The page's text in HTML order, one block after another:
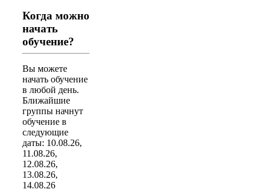
Когда можно
начать
обучение?
Вы можете
начать обучение
в любой день.
Ближайшие
группы начнут
обучение в
следующие
даты: 10.08.26,
11.08.26,
12.08.26,
13.08.26,
14.08.26